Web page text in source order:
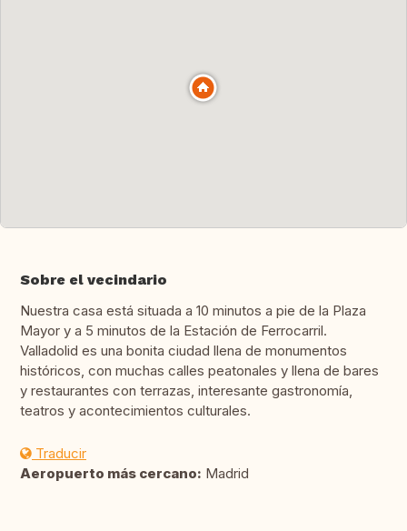
Sobre el vecindario
Nuestra casa está situada a 10 minutos a pie de la Plaza
Mayor y a 5 minutos de la Estación de Ferrocarril.
Valladolid es una bonita ciudad llena de monumentos
históricos, con muchas calles peatonales y llena de bares
y restaurantes con terrazas, interesante gastronomía,
teatros y acontecimientos culturales.
Traducir
Aeropuerto más cercano: Madrid